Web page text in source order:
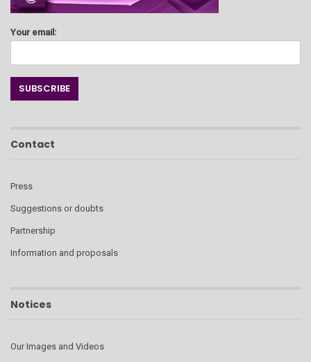
Your email:
Contact
Press
Suggestions or doubts
Partnership
Information and proposals
Notices
Our Images and Videos